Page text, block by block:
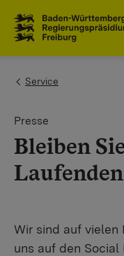
You are here:
Service
Presse
Bleiben
Laufenden
Wir sind auf vielen
uns auf den